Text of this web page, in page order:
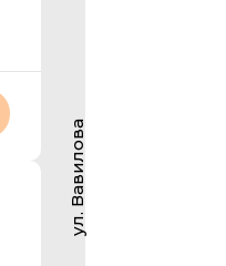
ул. Вавилова